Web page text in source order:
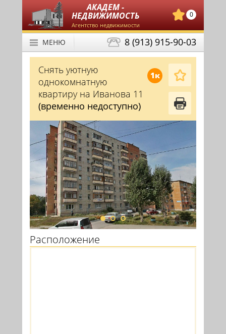
АКАДЕМ -
НЕДВИЖИМОСТЬ
Агентство недвижимости
0
8 (913) 915-90-03
МЕНЮ
1к
Снять уютную
однокомнатную
квартиру на Иванова 11
(временно недоступно)
Расположение